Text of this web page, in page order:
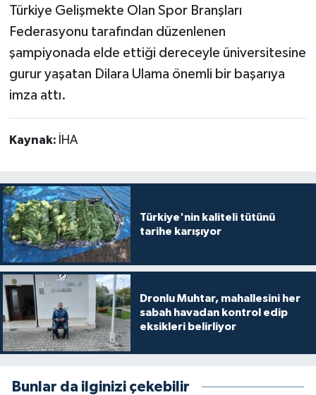
Türkiye Gelişmekte Olan Spor Branşları
Federasyonu tarafından düzenlenen
şampiyonada elde ettiği dereceyle üniversitesine
gurur yaşatan Dilara Ulama önemli bir başarıya
imza attı.
Kaynak: İHA
Türkiye'nin kaliteli tütünü
tarihe karışıyor
Dronlu Muhtar, mahallesini her
sabah havadan kontrol edip
eksikleri belirliyor
Bunlar da ilginizi çekebilir